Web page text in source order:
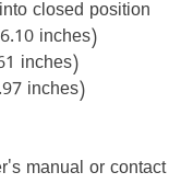
closed position
inches)
inches)
inches)
manual or